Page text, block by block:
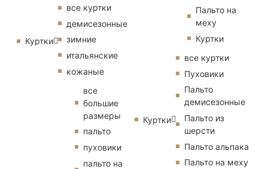
Куртки
все куртки
демисезонные
зимние
итальянские
кожаные
все
большие
размеры
пальто
пуховики
пальто на
Пальто на
меху
Куртки
Куртки
все куртки
Пуховики
Пальто
демисезонные
Пальто из
шерсти
Пальто альпака
Пальто на меху